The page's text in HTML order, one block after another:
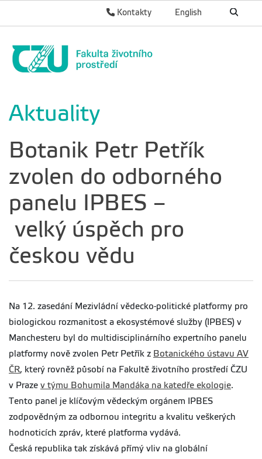
English
Kontakty
Aktuality
Botanik Petr Petřík
zvolen do odborného
panelu IPBES –
velký úspěch pro
českou vědu
Na 12. zasedání Mezivládní vědecko-politické platformy pro
biologickou rozmanitost a ekosystémové služby (IPBES) v
Manchesteru byl do multidisciplinárního expertního panelu
platformy nově zvolen Petr Petřík z Botanického ústavu AV
ČR, který rovněž působí na Fakultě životního prostředí ČZU
v Praze v týmu Bohumila Mandáka na katedře ekologie.
Tento panel je klíčovým vědeckým orgánem IPBES
zodpovědným za odbornou integritu a kvalitu veškerých
hodnoticích zpráv, které platforma vydává.
Česká republika tak získává přímý vliv na globální